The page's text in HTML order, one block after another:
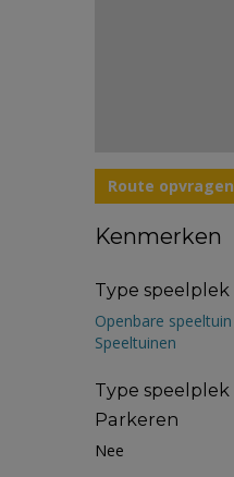
Route opvragen
Kenmerken
Type speelplek
Openbare speeltuin
Speeltuinen
Type speelplek
Parkeren
Nee